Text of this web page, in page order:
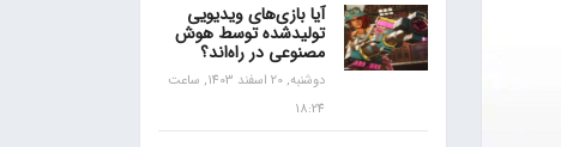
آیا بازی‌های ویدیویی
تولیدشده توسط هوش
مصنوعی در راه‌اند؟
دوشنبه, 20 اسفند 1403, ساعت
18:24